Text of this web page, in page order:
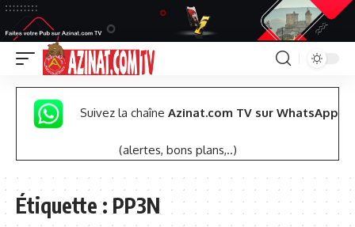
Suivez la chaîne Azinat.com TV sur WhatsApp
(alertes, bons plans,..)
Étiquette :PP3N